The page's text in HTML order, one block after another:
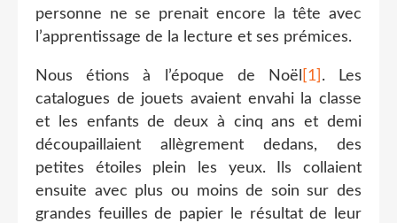
personne ne se prenait encore la tête avec
l’apprentissage de la lecture et ses prémices.
Nous étions à l’époque de Noël [1] . Les
catalogues de jouets avaient envahi la classe
et les enfants de deux à cinq ans et demi
découpaillaient allègrement dedans, des
petites étoiles plein les yeux. Ils collaient
ensuite avec plus ou moins de soin sur des
grandes feuilles de papier le résultat de leur